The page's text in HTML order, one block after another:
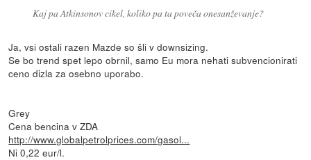
Kaj pa Atkinsonov cikel, koliko pa ta poveča onesanževanje?
Ja, vsi ostali razen Mazde so šli v downsizing.
Se bo trend spet lepo obrnil, samo Eu mora nehati subvencionirati
ceno dizla za osebno uporabo.
Grey
Cena bencina v ZDA
http://www.globalpetrolprices.com/gasol...
Ni 0,22 eur/l.